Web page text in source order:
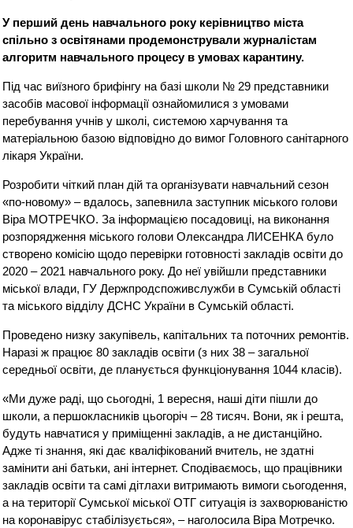
У перший день навчального року керівництво міста
спільно з освітянами продемонстрували журналістам
алгоритм навчального процесу в умовах карантину.
Під час виїзного брифінгу на базі школи № 29 представники
засобів масової інформації ознайомилися з умовами
перебування учнів у школі, системою харчування та
матеріальною базою відповідно до вимог Головного санітарного
лікаря України.
Розробити чіткий план дій та організувати навчальний сезон
«по-новому» – вдалось, запевнила заступник міського голови
Віра МОТРЕЧКО. За інформацією посадовиці, на виконання
розпорядження міського голови Олександра ЛИСЕНКА було
створено комісію щодо перевірки готовності закладів освіти до
2020 – 2021 навчального року. До неї увійшли представники
міської влади, ГУ Держпродспоживслужби в Сумській області
та міського відділу ДСНС України в Сумській області.
Проведено низку закупівель, капітальних та поточних ремонтів.
Наразі ж працює 80 закладів освіти (з них 38 – загальної
середньої освіти, де планується функціонування 1044 класів).
«Ми дуже раді, що сьогодні, 1 вересня, наші діти пішли до
школи, а першокласників цьогоріч – 28 тисяч. Вони, як і решта,
будуть навчатися у приміщенні закладів, а не дистанційно.
Адже ті знання, які дає кваліфікований вчитель, не здатні
замінити ані батьки, ані інтернет. Сподіваємось, що працівники
закладів освіти та самі дітлахи витримають вимоги сьогодення,
а на території Сумської міської ОТГ ситуація із захворюваністю
на коронавірус стабілізується», – наголосила Віра Мотречко.